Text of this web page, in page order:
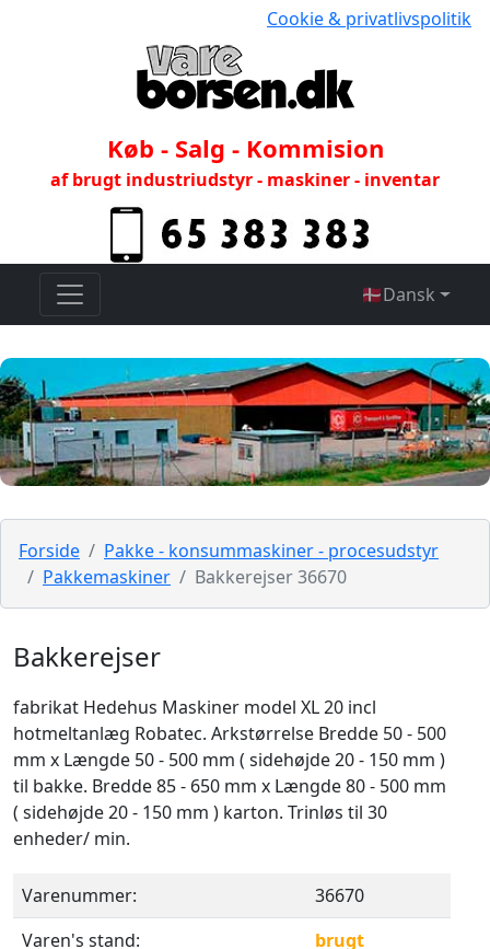
Cookie & privatlivspolitik
Køb - Salg - Kommision
af brugt industriudstyr - maskiner - inventar
🇩🇰Dansk
Forside
Pakke - konsummaskiner - procesudstyr
Pakkemaskiner
Bakkerejser 36670
Bakkerejser
fabrikat Hedehus Maskiner model XL 20 incl
hotmeltanlæg Robatec. Arkstørrelse Bredde 50 - 500
mm x Længde 50 - 500 mm ( sidehøjde 20 - 150 mm )
til bakke. Bredde 85 - 650 mm x Længde 80 - 500 mm
( sidehøjde 20 - 150 mm ) karton. Trinløs til 30
enheder/ min.
Varenummer:
36670
Varen's stand:
brugt